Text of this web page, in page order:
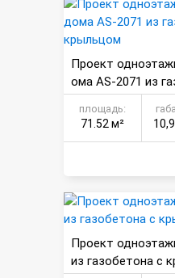
Проект
ома AS-2071 из
площадь:
71.52 м²
Проект
из газобетона с